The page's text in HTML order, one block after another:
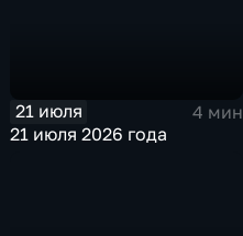
21 июля
4 мин
21 июля 2026 года